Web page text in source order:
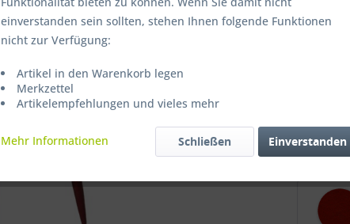
einverstanden sein sollten, stehen Ihnen folgende Funktionen
nicht zur Verfügung:
Artikel in den Warenkorb legen
Merkzettel
Artikelempfehlungen und vieles mehr
Mehr Informationen Einverstanden
Schließen